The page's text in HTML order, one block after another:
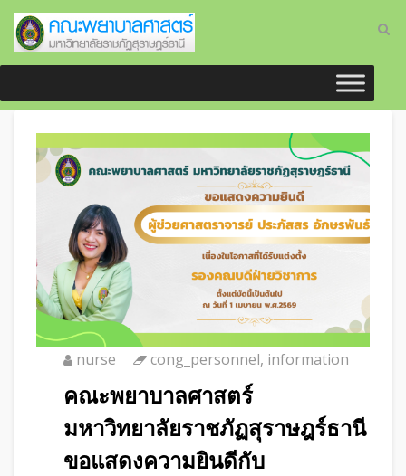
nurse cong_personnel, information
คณะพยาบาลศาสตร์
มหาวิทยาลัยราชภัฏสุราษฎร์ธานี
ขอแสดงความยินดีกับ